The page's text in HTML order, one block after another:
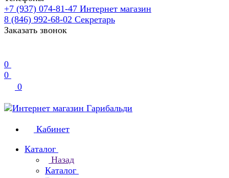
+7 (937) 074-81-47 Интернет магазин
8 (846) 992-68-02 Секретарь
Заказать звонок
0
0
0
Кабинет
Каталог
Назад
Каталог